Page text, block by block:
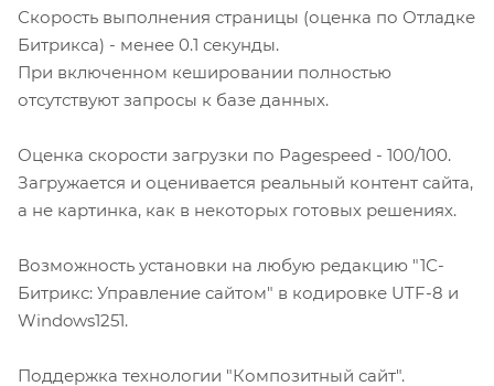
Скорость выполнения страницы (оценка по Отладке
Битрикса) - менее 0.1 секунды.
При включенном кешировании полностью
отсутствуют запросы к базе данных.
Оценка скорости загрузки по Pagespeed - 100/100.
Загружается и оценивается реальный контент сайта,
а не картинка, как в некоторых готовых решениях.
Возможность установки на любую редакцию "1С-
Битрикс: Управление сайтом" в кодировке UTF-8 и
Windows1251.
Поддержка технологии "Композитный сайт".